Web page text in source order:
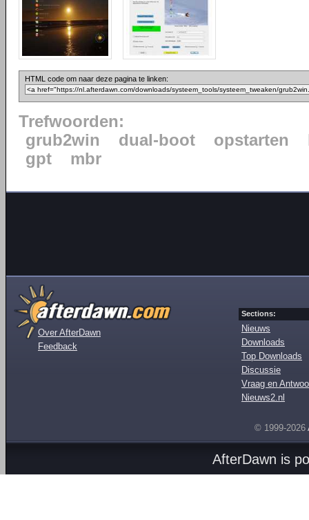
HTML code om naar deze pagina te linken:
Trefwoorden:
grub2win
dual-boot opstarten
gpt
mbr
Over AfterDawn
Feedback
Sections:
Nieuws
Downloads
Top Downloads
Discussie
Vraag en
Nieuws2.nl
© 1999-2026
AfterDawn is